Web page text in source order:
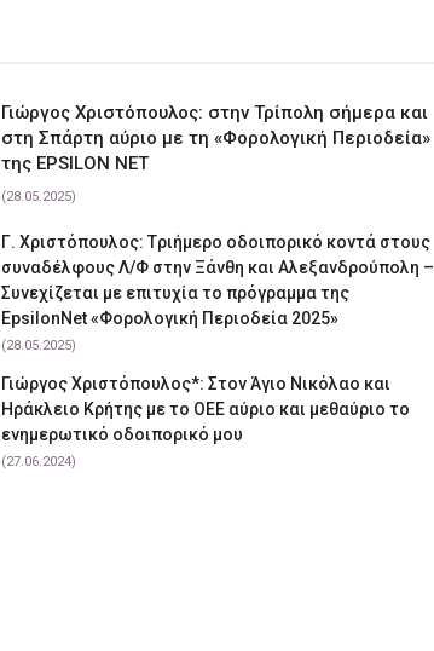
Γιώργος Χριστόπουλος: στην Τρίπολη σήμερα και
στη Σπάρτη αύριο με τη «Φορολογική Περιοδεία»
της EPSILON NET
(28.05.2025)
Γ. Χριστόπουλος: Tριήμερο οδοιπορικό κοντά στους
συναδέλφους Λ/Φ στην Ξάνθη και Αλεξανδρούπολη –
Συνεχίζεται με επιτυχία το πρόγραμμα της
EpsilonNet «Φορολογική Περιοδεία 2025»
(28.05.2025)
Γιώργος Χριστόπουλος*: Στον Άγιο Νικόλαο και
Ηράκλειο Κρήτης με το ΟΕΕ αύριο και μεθαύριο το
ενημερωτικό οδοιπορικό μου
(27.06.2024)